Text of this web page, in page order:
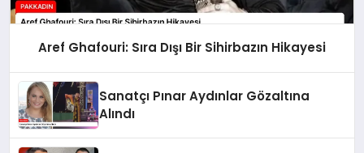
Aref Ghafouri: Sıra Dışı Bir Sihirbazın Hikayesi
Sanatçı Pınar Aydınlar Gözaltına
Alındı